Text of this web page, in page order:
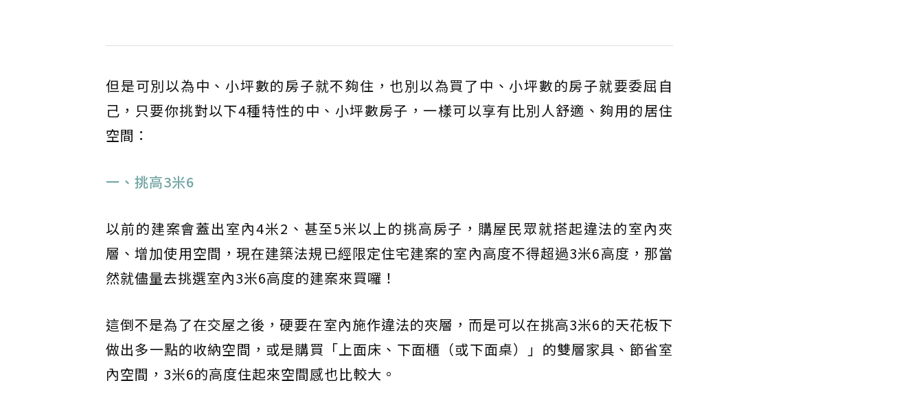
但是可別以為中、小坪數的房子就不夠住，也別以為買了中、小坪數的房子就要委屈自
己，只要你挑對以下4種特性的中、小坪數房子，一樣可以享有比別人舒適、夠用的居住
空間：
一、挑高3米6
以前的建案會蓋出室內4米2、甚至5米以上的挑高房子，購屋民眾就搭起違法的室內夾
層、增加使用空間，現在建築法規已經限定住宅建案的室內高度不得超過3米6高度，那當
然就儘量去挑選室內3米6高度的建案來買囉！
這倒不是為了在交屋之後，硬要在室內施作違法的夾層，而是可以在挑高3米6的天花板下
做出多一點的收納空間，或是購買「上面床、下面櫃（或下面桌）」的雙層家具、節省室
內空間，3米6的高度住起來空間感也比較大。